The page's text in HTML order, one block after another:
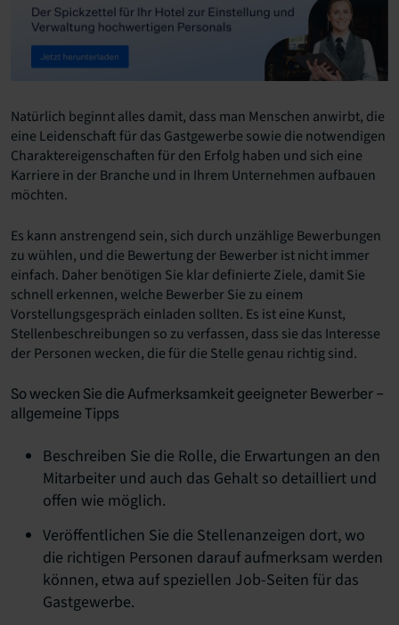
Natürlich beginnt alles damit, dass man Menschen anwirbt, die
eine Leidenschaft für das Gastgewerbe sowie die notwendigen
Charaktereigenschaften für den Erfolg haben und sich eine
Karriere in der Branche und in Ihrem Unternehmen aufbauen
möchten.
Es kann anstrengend sein, sich durch unzählige Bewerbungen
zu wühlen, und die Bewertung der Bewerber ist nicht immer
einfach. Daher benötigen Sie klar definierte Ziele, damit Sie
schnell erkennen, welche Bewerber Sie zu einem
Vorstellungsgespräch einladen sollten. Es ist eine Kunst,
Stellenbeschreibungen so zu verfassen, dass sie das Interesse
der Personen wecken, die für die Stelle genau richtig sind.
So wecken Sie die Aufmerksamkeit geeigneter Bewerber –
allgemeine Tipps
Beschreiben Sie die Rolle, die Erwartungen an den
Mitarbeiter und auch das Gehalt so detailliert und
offen wie möglich.
Veröffentlichen Sie die Stellenanzeigen dort, wo
die richtigen Personen darauf aufmerksam werden
können, etwa auf speziellen Job-Seiten für das
Gastgewerbe.